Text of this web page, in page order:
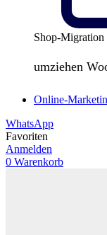
Shop-
umziehen
Online-
WhatsApp
Favoriten
Anmelden
0 Warenkorb